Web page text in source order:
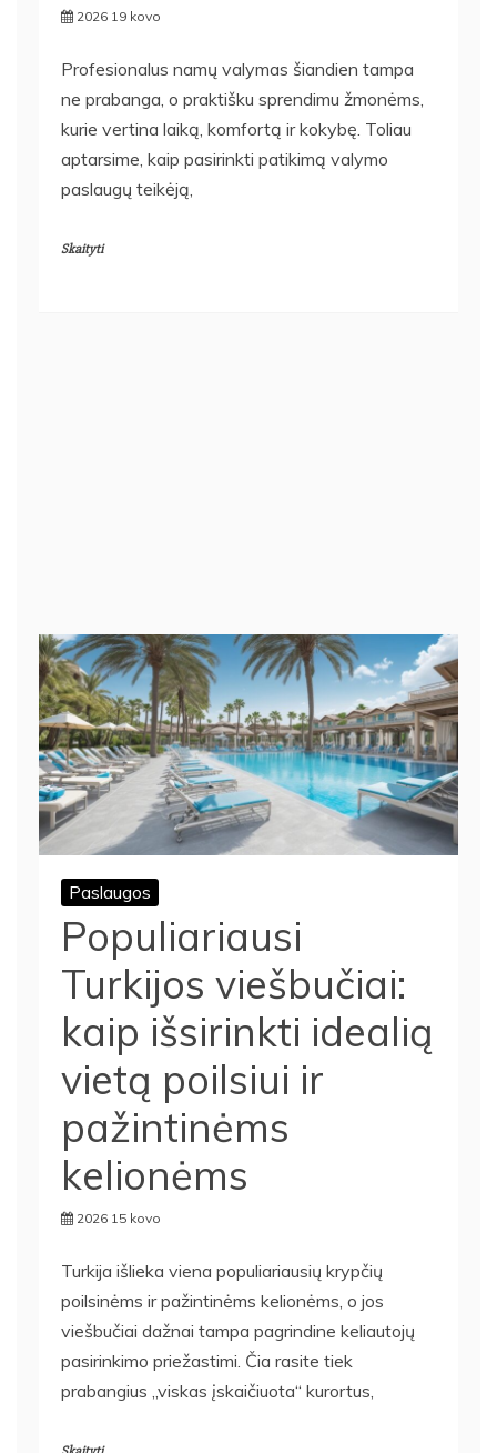
2026 19 kovo
Profesionalus namų valymas šiandien tampa
ne prabanga, o praktišku sprendimu žmonėms,
kurie vertina laiką, komfortą ir kokybę. Toliau
aptarsime, kaip pasirinkti patikimą valymo
paslaugų teikėją,
Skaityti
Paslaugos
Populiariausi
Turkijos viešbučiai:
kaip išsirinkti idealią
vietą poilsiui ir
pažintinėms
kelionėms
2026 15 kovo
Turkija išlieka viena populiariausių krypčių
poilsinėms ir pažintinėms kelionėms, o jos
viešbučiai dažnai tampa pagrindine keliautojų
pasirinkimo priežastimi. Čia rasite tiek
prabangius „viskas įskaičiuota“ kurortus,